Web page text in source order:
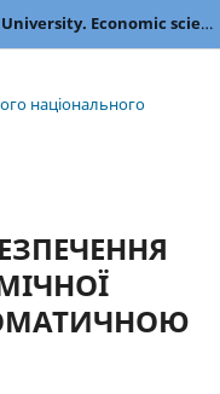
Herald of Khmelnytskyi National University. Economic sciences
національного